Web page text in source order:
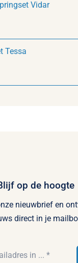
Vidar
Tessa
op de hoogte
nieuwbrief en
direct in je